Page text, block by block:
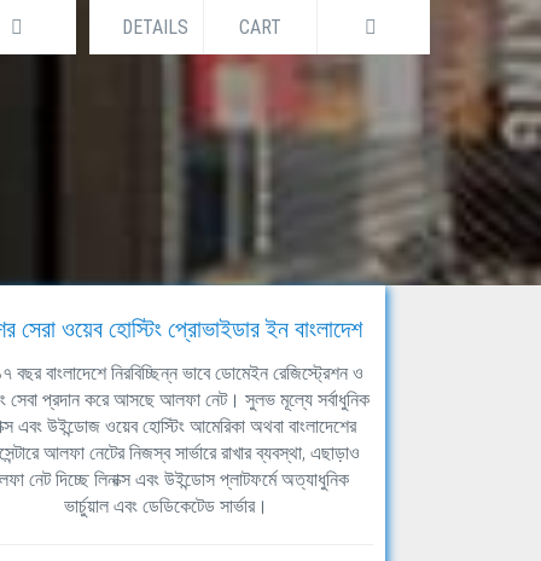
DETAILS CART DETAILS
সেরা ওয়েব হোস্টিং প্রোভাইডার ইন বাংলাদেশ
বছর বাংলাদেশে নিরবিচ্ছিন্ন ভাবে ডোমেইন রেজিস্ট্রেশন ও
সেবা প্রদান করে আসছে আলফা নেট। সুলভ মূল্যে সর্বাধুনিক
এবং উইন্ডোজ ওয়েব হোস্টিং আমেরিকা অথবা বাংলাদেশের
আলফা নেটের নিজস্ব সার্ভারে রাখার ব্যবস্থা, এছাড়াও
নেট দিচ্ছে লিনাক্স এবং উইন্ডোস প্লাটফর্মে অত্যাধুনিক
ভার্চুয়াল এবং ডেডিকেটেড সার্ভার।